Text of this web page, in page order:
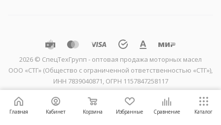
2026 © CпецТехГрупп - оптовая продажа моторных масел
ООО «СТГ» (Общество с ограниченной ответственностью «СТГ»),
ИНН 7839040871, ОГРН 1157847258117
Главная Кабинет Корзина Избранные Сравнение Каталог